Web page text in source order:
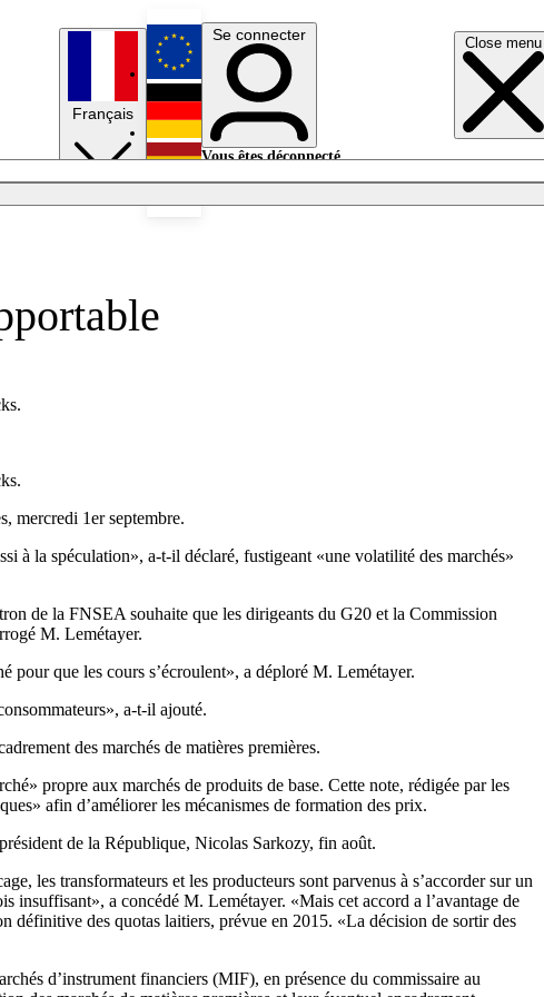
Close menu
Français
English
Deutsch
Se connecter
Vous êtes déconnecté.
mercredi 1er septembre.
à la spéculation», a-t-il déclaré, fustigeant «une volatilité des marchés»
de la FNSEA souhaite que les dirigeants du G20 et la Commission
M. Lemétayer.
pour que les cours s’écroulent», a déploré M. Lemétayer.
a-t-il ajouté.
des marchés de matières premières.
propre aux marchés de produits de base. Cette note, rédigée par les
afin d’améliorer les mécanismes de formation des prix.
de la République, Nicolas Sarkozy, fin août.
les transformateurs et les producteurs sont parvenus à s’accorder sur un
a concédé M. Lemétayer. «Mais cet accord a l’avantage de
définitive des quotas laitiers, prévue en 2015. «La décision de sortir des
d’instrument financiers (MIF), en présence du commissaire au